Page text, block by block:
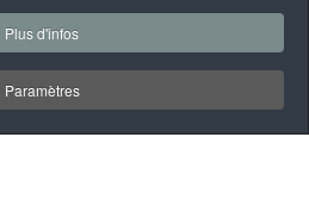
Plus d'infos
Paramètres